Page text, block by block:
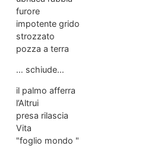
furore
impotente grido
strozzato
pozza a terra
… schiude…
il palmo afferra
l’Altrui
presa rilascia
Vita
"foglio mondo "